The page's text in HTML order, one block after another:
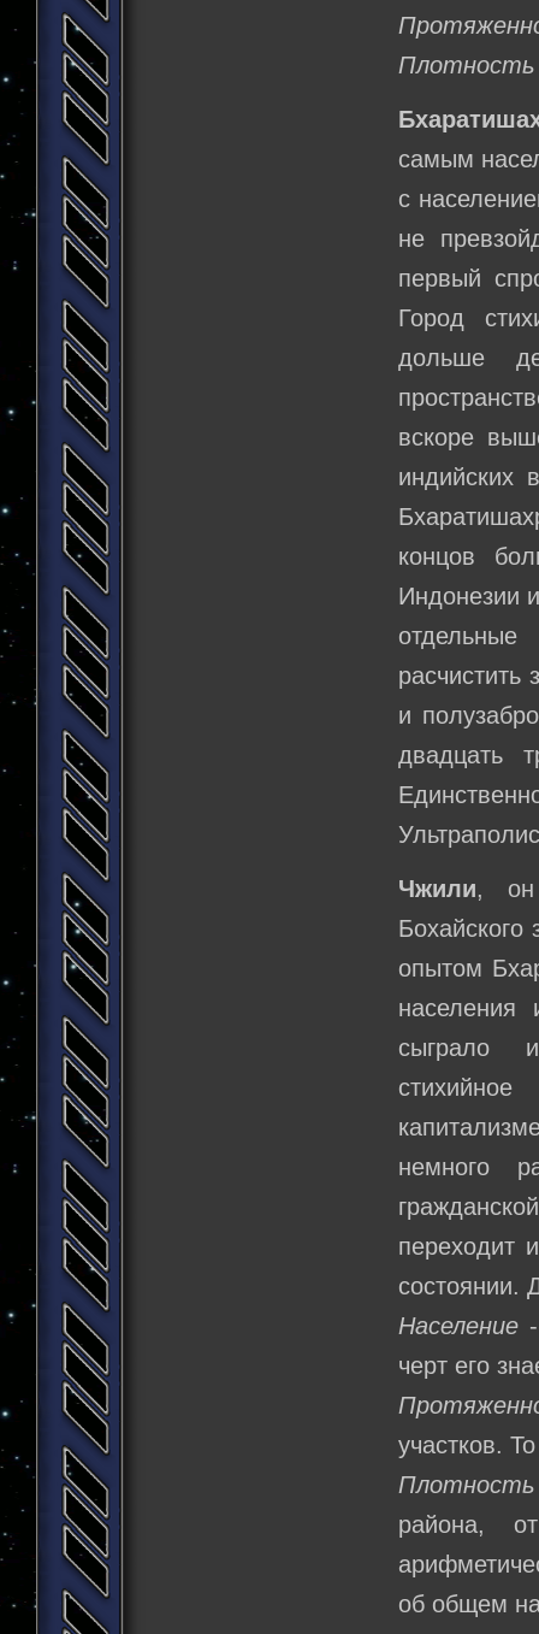
Плотность
самым
с
не
первый
Город
дольше
вскоре
индийских
концов
Индонезии
и
двадцать
Чжили,
опытом
сыграло и
немного
переходит
состоянии.
Население
черт его
участков.
Плотность
района,
об общем